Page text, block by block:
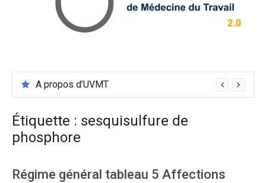
A propos d’UVMT
Étiquette : sesquisulfure de
phosphore
Régime général tableau 5 Affections